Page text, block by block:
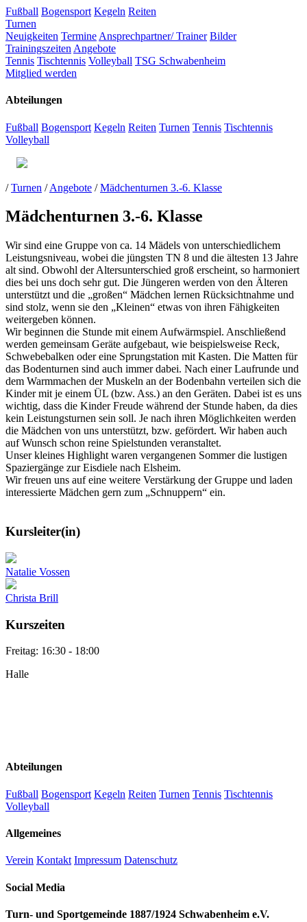
Fußball Bogensport Kegeln Reiten
Turnen
Neuigkeiten Termine Ansprechpartner/ Trainer Bilder
Trainingszeiten Angebote
Tennis Tischtennis Volleyball TSG Schwabenheim
Mitglied werden
Abteilungen
Fußball Bogensport Kegeln Reiten Turnen Tennis Tischtennis
Volleyball
/ Turnen / Angebote / Mädchenturnen 3.-6. Klasse
Mädchenturnen 3.-6. Klasse
Wir sind eine Gruppe von ca. 14 Mädels von unterschiedlichem
Leistungsniveau, wobei die jüngsten TN 8 und die ältesten 13 Jahre
alt sind. Obwohl der Altersunterschied groß erscheint, so harmoniert
dies bei uns doch sehr gut. Die Jüngeren werden von den Älteren
unterstützt und die „großen“ Mädchen lernen Rücksichtnahme und
sind stolz, wenn sie den „Kleinen“ etwas von ihren Fähigkeiten
weitergeben können.
Wir beginnen die Stunde mit einem Aufwärmspiel. Anschließend
werden gemeinsam Geräte aufgebaut, wie beispielsweise Reck,
Schwebebalken oder eine Sprungstation mit Kasten. Die Matten für
das Bodenturnen sind auch immer dabei. Nach einer Laufrunde und
dem Warmmachen der Muskeln an der Bodenbahn verteilen sich die
Kinder mit je einem ÜL (bzw. Ass.) an den Geräten. Dabei ist es uns
wichtig, dass die Kinder Freude während der Stunde haben, da dies
kein Leistungsturnen sein soll. Je nach ihren Möglichkeiten werden
die Mädchen von uns unterstützt, bzw. gefördert. Wir haben auch
auf Wunsch schon reine Spielstunden veranstaltet.
Unser kleines Highlight waren vergangenen Sommer die lustigen
Spaziergänge zur Eisdiele nach Elsheim.
Wir freuen uns auf eine weitere Verstärkung der Gruppe und laden
interessierte Mädchen gern zum „Schnuppern“ ein.
Kursleiter(in)
Natalie Vossen
Christa Brill
Kurszeiten
Freitag: 16:30 - 18:00
Halle
Abteilungen
Fußball Bogensport Kegeln Reiten Turnen Tennis Tischtennis
Volleyball
Allgemeines
Verein Kontakt Impressum Datenschutz
Social Media
Turn- und Sportgemeinde 1887/1924 Schwabenheim e.V.